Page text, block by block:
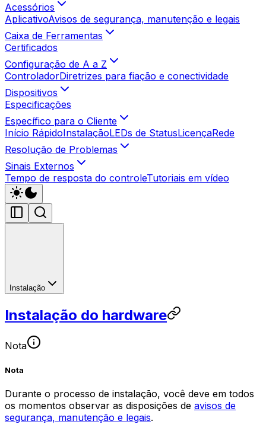
Acessórios
AplicativoAvisos de segurança, manutenção e legais
Caixa de Ferramentas
Certificados
Configuração de A a Z
ControladorDiretrizes para fiação e conectividade
Dispositivos
Especificações
Específico para o Cliente
Início RápidoInstalaçãoLEDs de StatusLicençaRede
Resolução de Problemas
Sinais Externos
Tempo de resposta do controleTutoriais em vídeo
Instalação
Instalação do hardware
Nota
Nota
Durante o processo de instalação, você deve em todos
os momentos observar as disposições de avisos de
segurança, manutenção e legais.